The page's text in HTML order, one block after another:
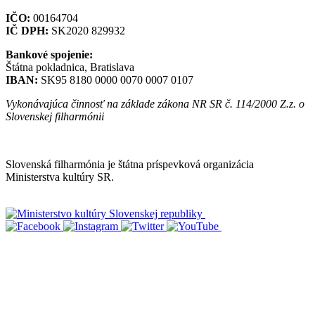
IČO: 00164704
IČ DPH: SK2020 829932
Bankové spojenie:
Štátna pokladnica, Bratislava
IBAN: SK95 8180 0000 0070 0007 0107
Vykonávajúca činnosť na základe zákona NR SR č. 114/2000 Z.z. o
Slovenskej filharmónii
Slovenská filharmónia je štátna príspevková organizácia
Ministerstva kultúry SR.